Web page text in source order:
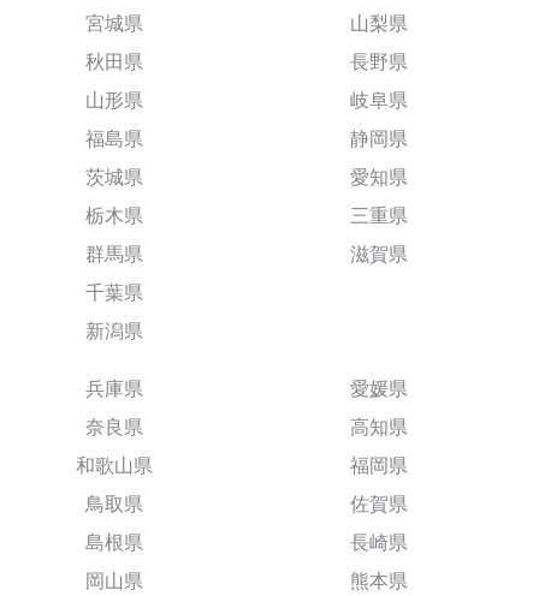
宮城県
秋田県
山形県
福島県
茨城県
栃木県
群馬県
千葉県
新潟県
山梨県
長野県
岐阜県
静岡県
愛知県
三重県
滋賀県
兵庫県
奈良県
和歌山県
鳥取県
島根県
岡山県
愛媛県
高知県
福岡県
佐賀県
長崎県
熊本県